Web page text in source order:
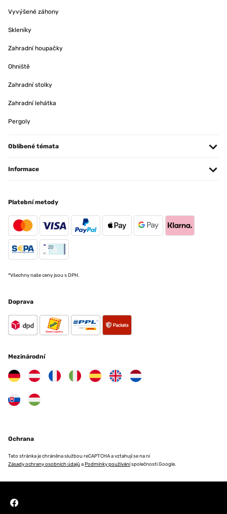
Vyvýšené záhony
Skleníky
Zahradní houpačky
Ohniště
Zahradní stolky
Zahradní lehátka
Pergoly
Oblíbené témata
Informace
Platební metody
*Všechny naše ceny jsou s DPH.
Doprava
Mezinárodní
Ochrana
Tato stránka je chráněna službou reCAPTCHA a vztahují se na ni
Zásady ochrany osobních údajů aPodmínky používáníspolečnosti Google.